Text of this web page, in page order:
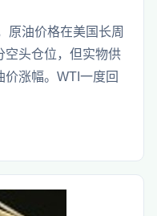
原油价格在美国长周
空头仓位，但实物供
涨幅。WTI一度回